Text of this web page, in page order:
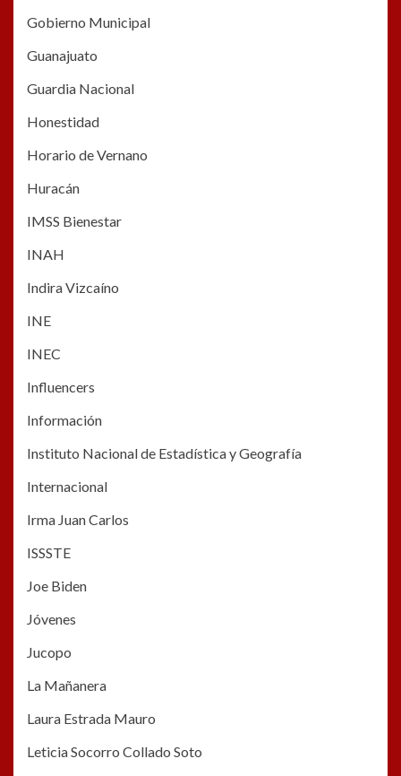
Gobierno Municipal
Guanajuato
Guardia Nacional
Honestidad
Horario de Vernano
Huracán
IMSS Bienestar
INAH
Indira Vizcaíno
INE
INEC
Influencers
Información
Instituto Nacional de Estadística y Geografía
Internacional
Irma Juan Carlos
ISSSTE
Joe Biden
Jóvenes
Jucopo
La Mañanera
Laura Estrada Mauro
Leticia Socorro Collado Soto